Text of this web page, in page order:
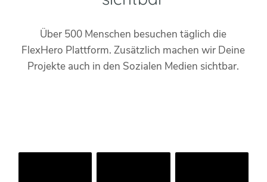
Über 500 Menschen besuchen täglich die
FlexHero Plattform. Zusätzlich machen wir Deine
Projekte auch in den Sozialen Medien sichtbar.